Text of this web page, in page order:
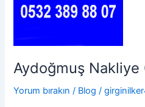
Aydoğmuş
Yorum bırakın / Blog /